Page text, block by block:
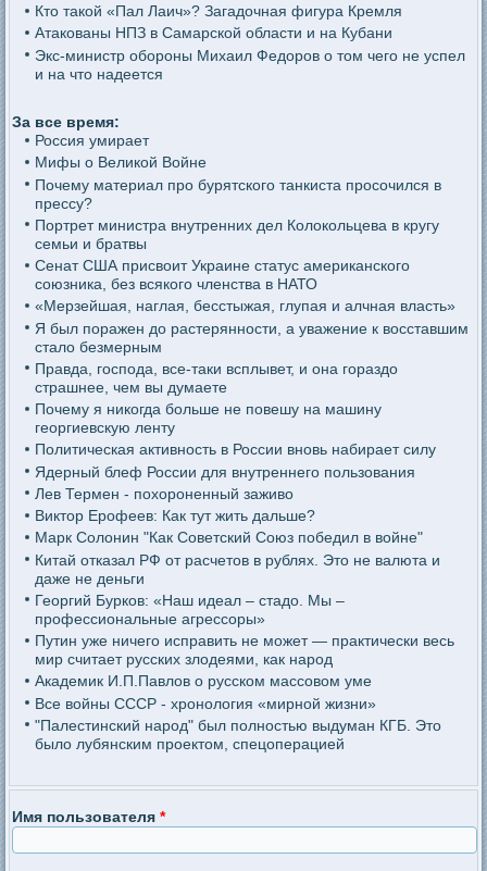
Кто такой «Пал Лаич»? Загадочная фигура Кремля
Атакованы НПЗ в Самарской области и на Кубани
Экс-министр обороны Михаил Федоров о том чего не успел
и на что надеется
За все время:
Россия умирает
Мифы о Великой Войне
Почему материал про бурятского танкиста просочился в
прессу?
Портрет министра внутренних дел Колокольцева в кругу
семьи и братвы
Сенат США присвоит Украине статус американского
союзника, без всякого членства в НАТО
«Мерзейшая, наглая, бесстыжая, глупая и алчная власть»
Я был поражен до растерянности, а уважение к восставшим
стало безмерным
Правда, господа, все-таки всплывет, и она гораздо
страшнее, чем вы думаете
Почему я никогда больше не повешу на машину
георгиевскую ленту
Политическая активность в России вновь набирает силу
Ядерный блеф России для внутреннего пользования
Лев Термен - похороненный заживо
Виктор Ерофеев: Как тут жить дальше?
Марк Солонин "Как Советский Союз победил в войне"
Китай отказал РФ от расчетов в рублях. Это не валюта и
даже не деньги
Георгий Бурков: «Наш идеал – стадо. Мы –
профессиональные агрессоры»
Путин уже ничего исправить не может — практически весь
мир считает русских злодеями, как народ
Академик И.П.Павлов о русском массовом уме
Все войны СССР - хронология «мирной жизни»
"Палестинский народ" был полностью выдуман КГБ. Это
было лубянским проектом, спецоперацией
Имя пользователя*